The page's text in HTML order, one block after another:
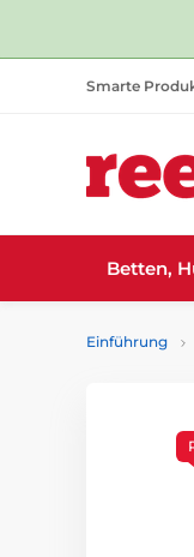
Smarte
Betten,
Einführung